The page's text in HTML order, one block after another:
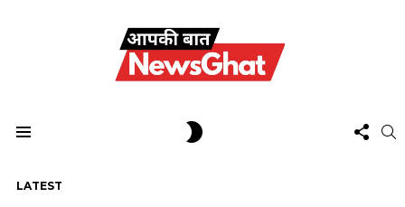
US
LATEST